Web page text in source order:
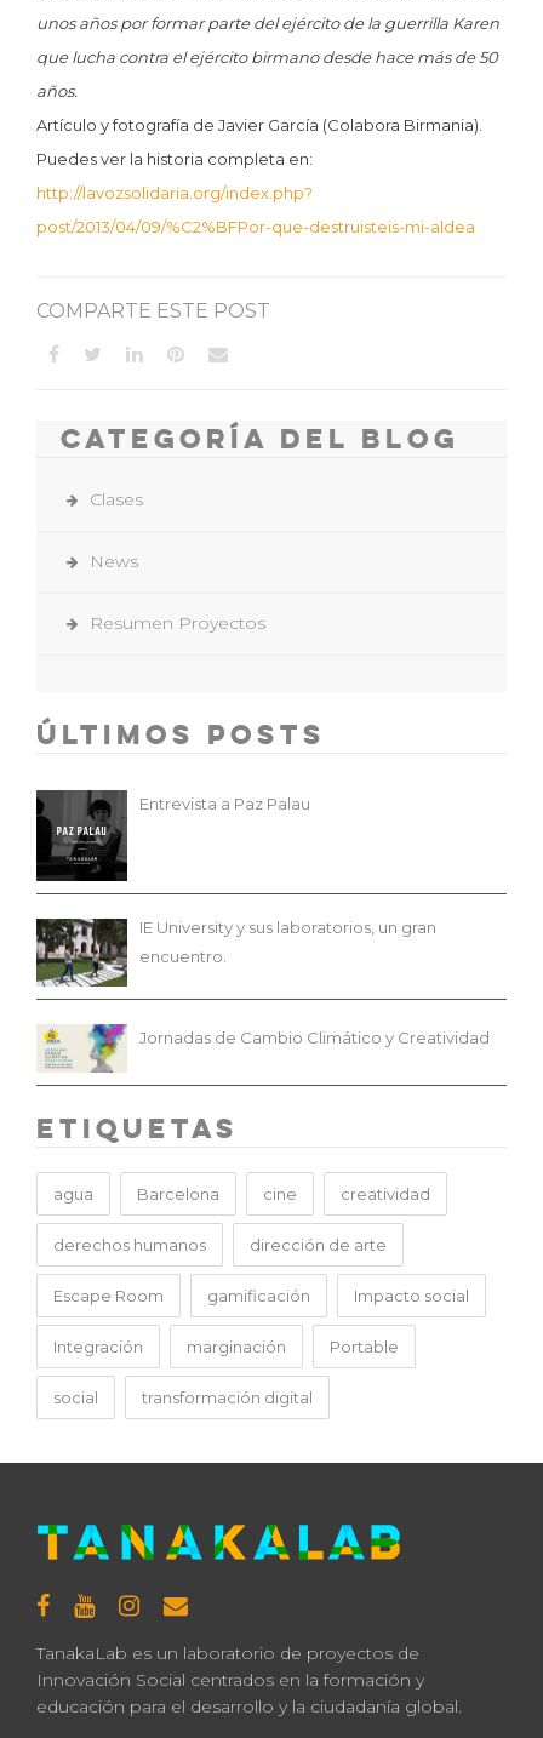
unos años por formar parte del ejército de la guerrilla Karen
que lucha contra el ejército birmano desde hace más de 50
años.
Artículo y fotografía de Javier García (Colabora Birmania).
Puedes ver la historia completa en:
http://lavozsolidaria.org/index.php?
post/2013/04/09/%C2%BFPor-que-destruisteis-mi-aldea
COMPARTE ESTE POST
Categoría del Blog
Clases
News
Resumen Proyectos
Últimos Posts
Entrevista a Paz Palau
IE University y sus laboratorios, un gran
encuentro.
Jornadas de Cambio Climático y Creatividad
Etiquetas
agua Barcelona cine creatividad
derechos humanos dirección de arte
Escape Room gamificación Impacto social
Integración marginación Portable
social transformación digital
TanakaLab es un laboratorio de proyectos de
Innovación Social centrados en la formación y
educación para el desarrollo y la ciudadanía global.